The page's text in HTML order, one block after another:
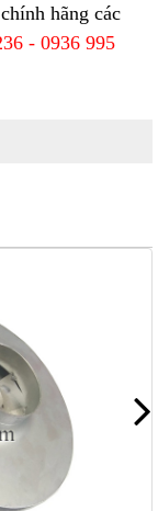
hãng các
- 0936 995